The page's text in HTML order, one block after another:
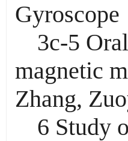
3c-5
magnetic
Zhang,
6 Study